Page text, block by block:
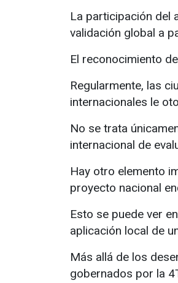
La participación del
validación global a
El reconocimiento
Regularmente, las
internacionales le
No se trata
internacional de
Hay otro elemento
proyecto nacional
Esto se puede ver
aplicación local de
Más allá de los
gobernados por la